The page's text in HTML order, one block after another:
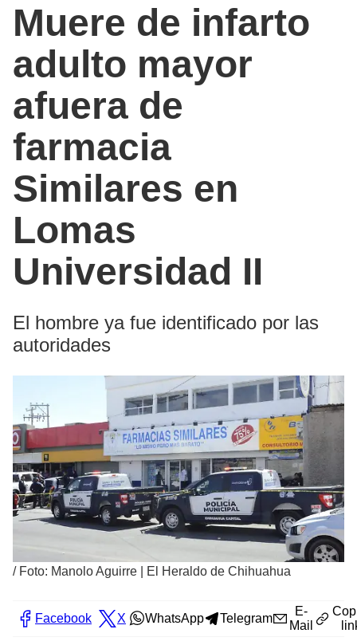
Muere de infarto
adulto mayor
afuera de
farmacia
Similares en
Lomas
Universidad II
El hombre ya fue identificado por las
autoridades
/ Foto: Manolo Aguirre | El Heraldo de Chihuahua
Facebook X WhatsApp Telegram
E-
Mail